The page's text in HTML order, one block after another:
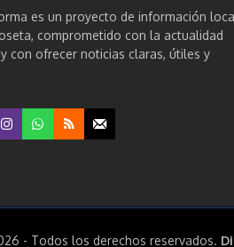
es un proyecto de información
comprometido con la actualidad
con ofrecer noticias claras, útiles y
- Todos los derechos reservados.